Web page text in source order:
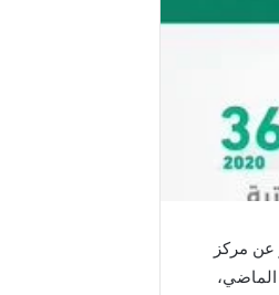
الصادر عن مركز
الماضي،